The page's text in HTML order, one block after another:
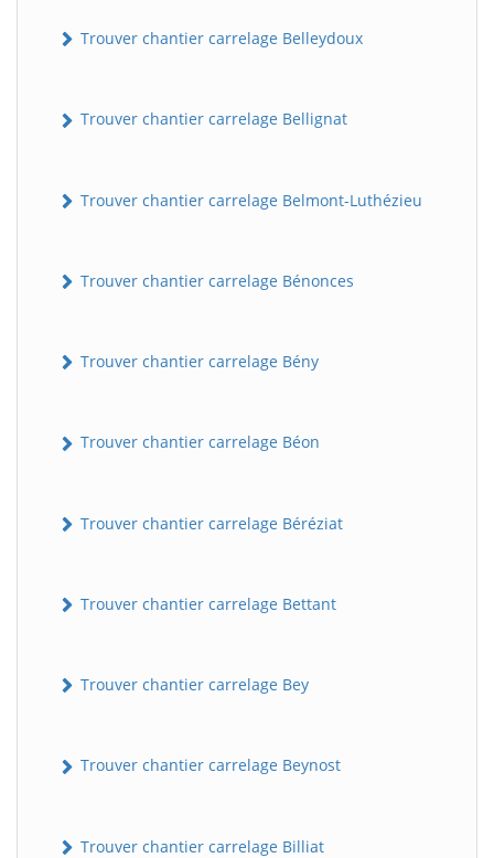
Trouver chantier carrelage Belleydoux
Trouver chantier carrelage Bellignat
Trouver chantier carrelage Belmont-Luthézieu
Trouver chantier carrelage Bénonces
Trouver chantier carrelage Bény
Trouver chantier carrelage Béon
Trouver chantier carrelage Béréziat
Trouver chantier carrelage Bettant
Trouver chantier carrelage Bey
Trouver chantier carrelage Beynost
Trouver chantier carrelage Billiat